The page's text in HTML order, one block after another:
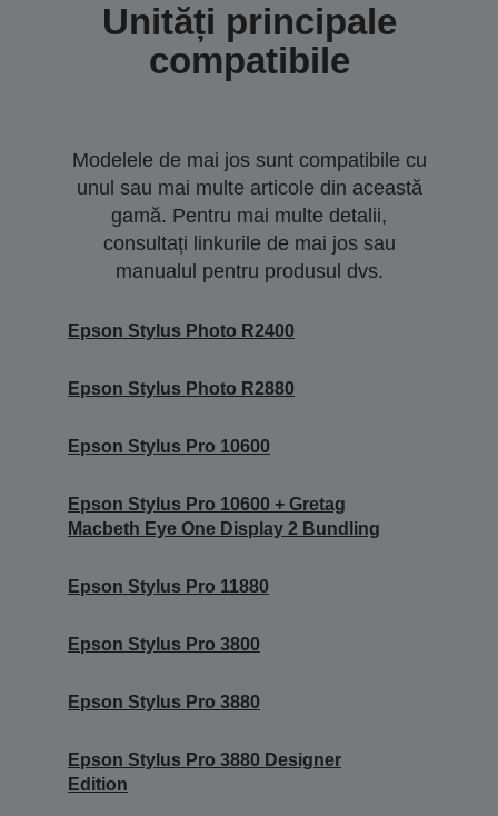
Unități principale
compatibile
Modelele de mai jos sunt compatibile cu
unul sau mai multe articole din această
gamă. Pentru mai multe detalii,
consultați linkurile de mai jos sau
manualul pentru produsul dvs.
Epson Stylus Photo R2400
Epson Stylus Photo R2880
Epson Stylus Pro 10600
Epson Stylus Pro 10600 + Gretag
Macbeth Eye One Display 2 Bundling
Epson Stylus Pro 11880
Epson Stylus Pro 3800
Epson Stylus Pro 3880
Epson Stylus Pro 3880 Designer
Edition